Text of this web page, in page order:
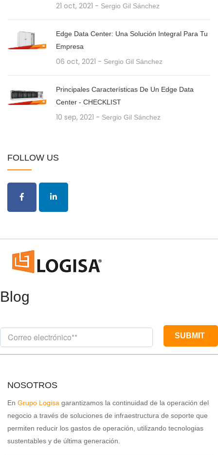
21 oct, 2021 - Sergio Gil Sánchez
Edge Data Center: Una Solución Integral Para Tu
Empresa
06 oct, 2021 - Sergio Gil Sánchez
Principales Características De Un Edge Data
Center - CHECKLIST
10 sep, 2021 - Sergio Gil Sánchez
FOLLOW US
Blog
NOSOTROS
En Grupo Logisa garantizamos la continuidad de la operación del
negocio a través de soluciones de infraestructura de soporte que
permiten reducir los gastos de operación, utilizando tecnologias
sustentables y de última generación.